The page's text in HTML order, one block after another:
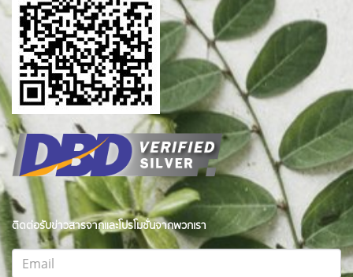
ติดต่อรับข่าวสารจากและโปรโมชั่นจากพวกเรา